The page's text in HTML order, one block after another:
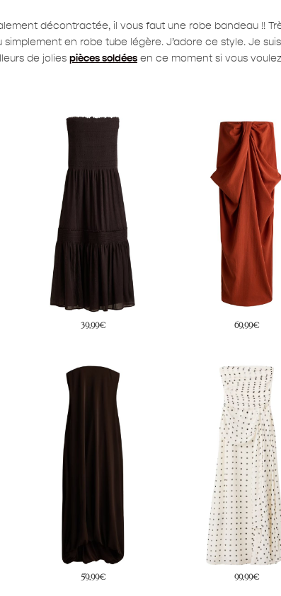
décontractée, il vous faut une robe bandeau !!
en robe tube légère. J’adore ce style. Je
de jolies pièces soldéesen ce moment si vous
69,99€
99,99€
10,99€
39,99€